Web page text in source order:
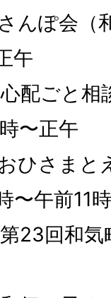
んぽ会（
午
配ごと相
〜正午
ひさまと
〜午前11
23回和